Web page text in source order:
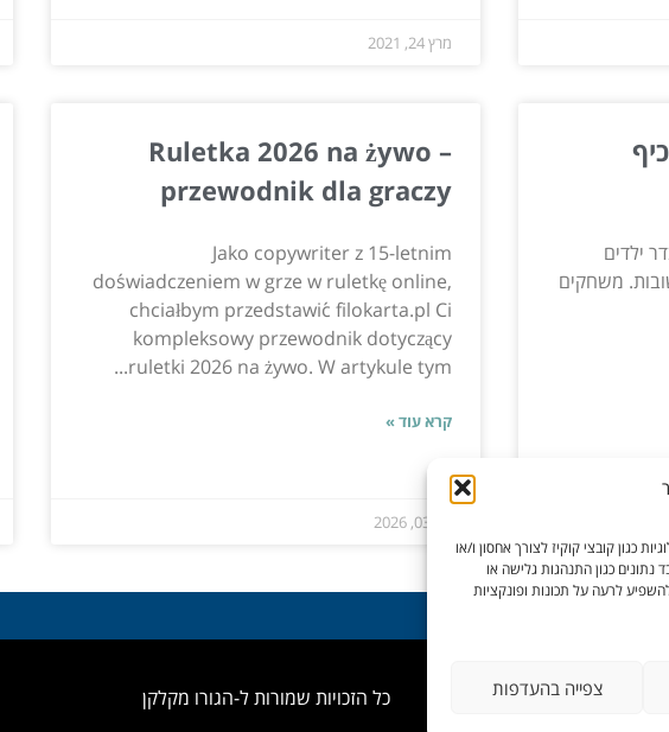
כגון קובצי קוקיז לצורך אחסון ו/או
כגון התנהגות גלישה או
לרעה על תכונות ופונקציות
צפייה בהעדפות
מרץ 24, 2021
ילדים
משחקים
Ruletka 2026 na żywo –
przewodnik dla graczy
Jako copywriter z 15-letnim
doświadczeniem w grze w ruletkę online,
chciałbym przedstawić filokarta.pl Ci
kompleksowy przewodnik dotyczący
ruletki 2026 na żywo. W artykule tym...
קרא עוד »
כל הזכויות שמורות ל-הגורו מקלקן